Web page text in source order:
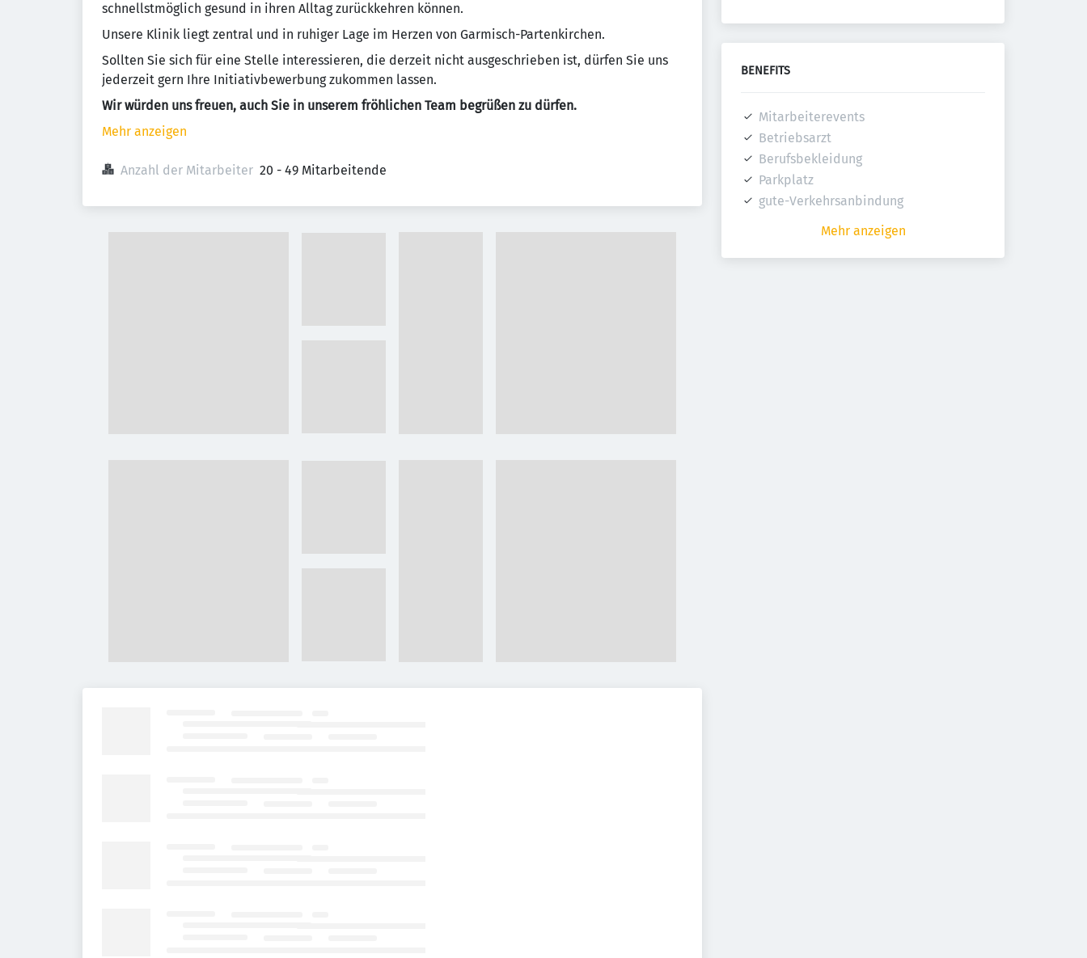
schnellstmöglich gesund in ihren Alltag zurückkehren können.
Unsere Klinik liegt zentral und in ruhiger Lage im Herzen von Garmisch-Partenkirchen.
Sollten Sie sich für eine Stelle interessieren, die derzeit nicht ausgeschrieben ist, dürfen Sie uns
jederzeit gern Ihre Initiativbewerbung zukommen lassen.
Wir würden uns freuen, auch Sie in unserem fröhlichen Team begrüßen zu dürfen.
Mehr anzeigen
Anzahl der Mitarbeiter 20 - 49 Mitarbeitende
BENEFITS
Mitarbeiterevents
Betriebsarzt
Berufsbekleidung
Parkplatz
gute-Verkehrsanbindung
Mehr anzeigen